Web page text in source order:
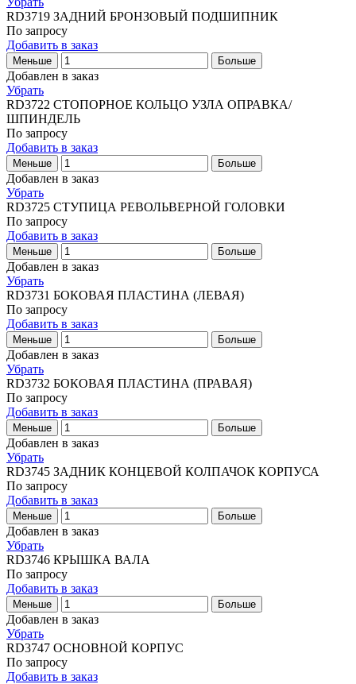
RD3719 ЗАДНИЙ БРОНЗОВЫЙ ПОДШИПНИК
По запросу
Добавить в заказ
Меньше Больше
Добавлен в заказ
Убрать
RD3722 СТОПОРНОЕ КОЛЬЦО УЗЛА ОПРАВКА/
ШПИНДЕЛЬ
По запросу
Добавить в заказ
Меньше Больше
Добавлен в заказ
Убрать
RD3725 СТУПИЦА РЕВОЛЬВЕРНОЙ ГОЛОВКИ
По запросу
Добавить в заказ
Меньше Больше
Добавлен в заказ
Убрать
RD3731 БОКОВАЯ ПЛАСТИНА (ЛЕВАЯ)
По запросу
Добавить в заказ
Меньше Больше
Добавлен в заказ
Убрать
RD3732 БОКОВАЯ ПЛАСТИНА (ПРАВАЯ)
По запросу
Добавить в заказ
Меньше Больше
Добавлен в заказ
Убрать
RD3745 ЗАДНИК КОНЦЕВОЙ КОЛПАЧОК КОРПУСА
По запросу
Добавить в заказ
Меньше Больше
Добавлен в заказ
Убрать
RD3746 КРЫШКА ВАЛА
По запросу
Добавить в заказ
Меньше Больше
Добавлен в заказ
Убрать
RD3747 ОСНОВНОЙ КОРПУС
По запросу
Добавить в заказ